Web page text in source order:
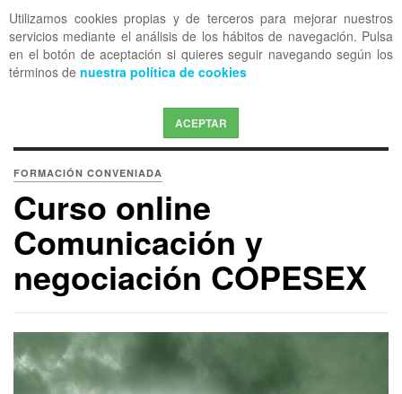
Utilizamos cookies propias y de terceros para mejorar nuestros
servicios mediante el análisis de los hábitos de navegación. Pulsa
en el botón de aceptación si quieres seguir navegando según los
términos de nuestra política de cookies
ACEPTAR
OFF CANVAS
FORMACIÓN CONVENIADA
Curso online
Comunicación y
negociación COPESEX